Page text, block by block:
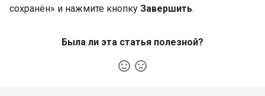
сохранён» и нажмите кнопку Завершить.
Была ли эта статья полезной?